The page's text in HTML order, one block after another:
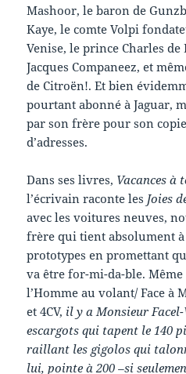
Mashoor, le baron de
Kaye, le comte Volpi
Venise, le prince Charles
Jacques Companeez, et
de Citroën!. Et bien
pourtant abonné à Jaguar,
par son frère pour son
d’adresses.
Dans ses livres, Vacances à
l’écrivain raconte les Joies
avec les voitures neuves,
frère qui tient absolument
prototypes en promettant
va être for-mi-da-ble.
l’Homme au volant/ Face à
et 4CV, il y a Monsieur
escargots qui tapent le 140
raillant les gigolos qui
lui, pointe à 200 –si